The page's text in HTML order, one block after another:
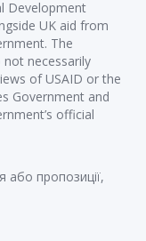
Development
UK aid from
The
necessarily
of USAID or the
Government and
official
пропозиції,